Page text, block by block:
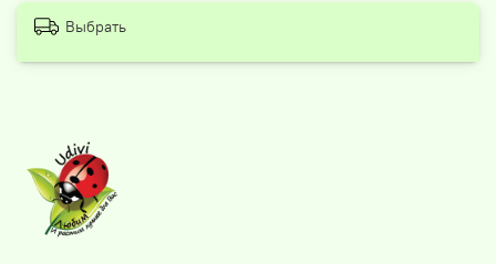
Выбрать